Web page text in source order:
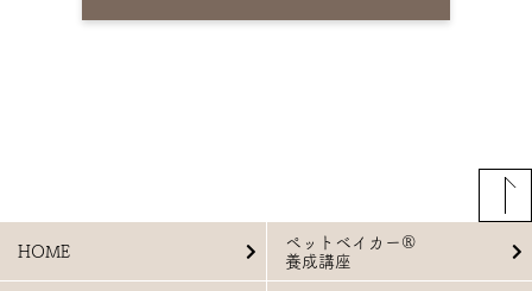
HOME
ペットベイカー®
養成講座